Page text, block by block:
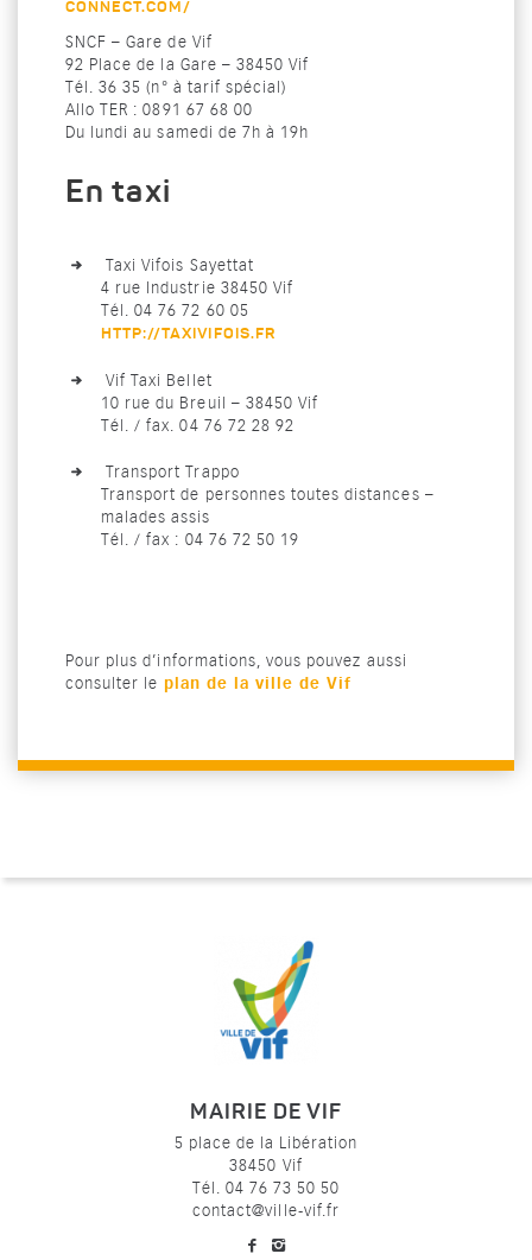
CONNECT.COM/
SNCF – Gare de Vif
92 Place de la Gare – 38450 Vif
Tél. 36 35 (n° à tarif spécial)
Allo TER : 0891 67 68 00
Du lundi au samedi de 7h à 19h
En taxi
Taxi Vifois Sayettat
4 rue Industrie 38450 Vif
Tél. 04 76 72 60 05
HTTP://TAXIVIFOIS.FR
Vif Taxi Bellet
10 rue du Breuil – 38450 Vif
Tél. / fax. 04 76 72 28 92
Transport Trappo
Transport de personnes toutes distances –
malades assis
Tél. / fax : 04 76 72 50 19
Pour plus d’informations, vous pouvez aussi
consulter le plan de la ville de Vif
MAIRIE DE VIF
5 place de la Libération
38450 Vif
Tél. 04 76 73 50 50
contact@ville-vif.fr
voir notre page facebook